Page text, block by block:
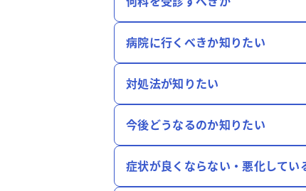
病院に行くべきか知りたい
対処法が知りたい
今後どうなるのか知りたい
症状が良くならない・悪化してい